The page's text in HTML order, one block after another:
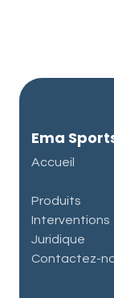
Ema
Accueil
Produits
Interventions
Juridique
Contactez-